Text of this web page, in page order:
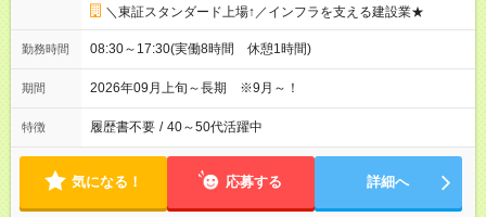
＼東証スタンダード上場↑／インフラを支える建設業★
勤務時間 08:30～17:30(実働8時間 休憩1時間)
期間 2026年09月上旬～長期 ※9月～！
特徴 履歴書不要 / 40～50代活躍中
気になる！ 応募する 詳細へ